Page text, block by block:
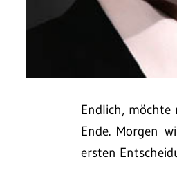
Endlich, möchte
Ende. Morgen
ersten